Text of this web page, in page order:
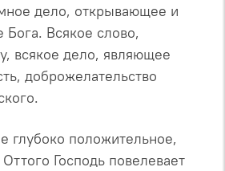
дело, открывающее и
Бога. Всякое слово,
всякое дело, являющее
доброжелательство
глубоко положительное,
Господь повелевает